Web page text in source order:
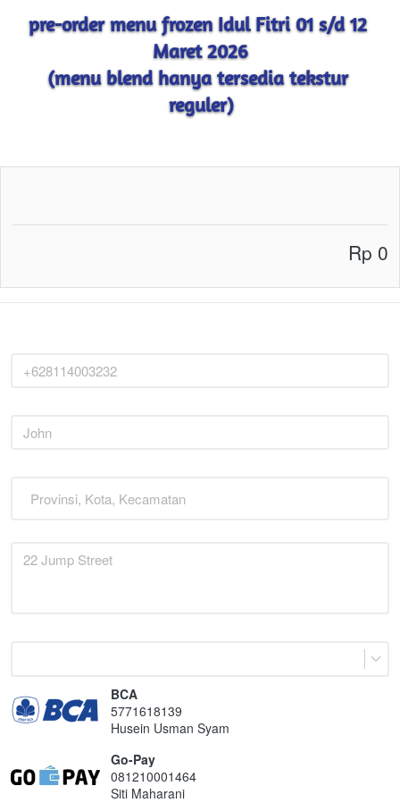
pre-order menu frozen Idul Fitri 01 s/d 12
Maret 2026
(menu blend hanya tersedia tekstur
reguler)
Provinsi, Kota, Kecamatan
BCA
5771618139
Husein Usman Syam
Go-Pay
081210001464
Siti Maharani
Rp 0